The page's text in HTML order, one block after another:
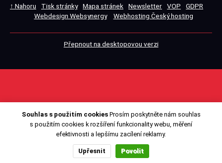
↑ Nahoru Tisk stránky Mapa stránek Newsletter VOP
GDPR
Webdesign Websynergy
Webhosting Český hosting
Přepnout na desktopovou verzi
Souhlas s použitím cookiesProsím poskytněte nám souhlas
s použitím cookies k rozšíření funkcionality webu, měření
efektivnosti a lepšímu zacílení reklamy.
Upřesnit Povolit